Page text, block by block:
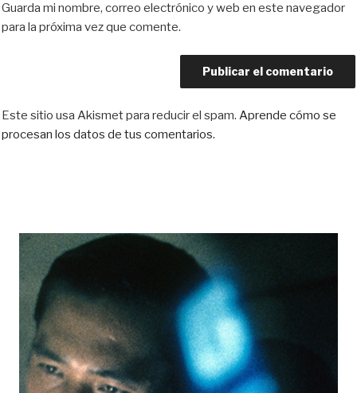
Guarda mi nombre, correo electrónico y web en este navegador
para la próxima vez que comente.
Este sitio usa Akismet para reducir el spam. Aprende cómo se
procesan los datos de tus comentarios.